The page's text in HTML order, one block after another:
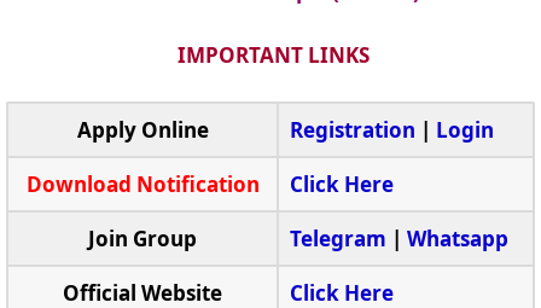
IMPORTANT LINKS
Apply Online Registration | Login
Download Notification
Click Here
Join Group
Telegram | Whatsapp
Official Website
Click Here